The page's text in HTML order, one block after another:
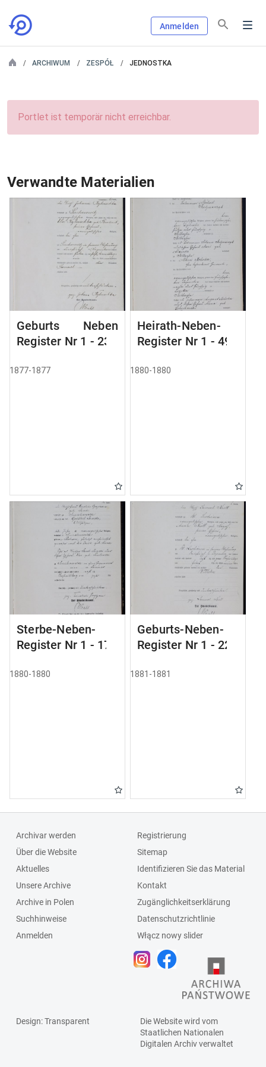
Anmelden
ARCHIWUM ZESPÓŁ JEDNOSTKA
Portlet ist temporär nicht erreichbar.
Verwandte Materialien
Geburts Neben
Register Nr 1 - 236
1877-1877
Heirath-Neben-
Register Nr 1 - 49
1880-1880
Sterbe-Neben-
Register Nr 1 - 175
1880-1880
Geburts-Neben-
Register Nr 1 - 228
1881-1881
Archivar werden
Über die Website
Aktuelles
Unsere Archive
Archive in Polen
Suchhinweise
Anmelden
Registrierung
Sitemap
Identifizieren Sie das Material
Kontakt
Zugänglichkeitserklärung
Datenschutzrichtlinie
Włącz nowy slider
Design: Transparent
Die Website wird vom
Staatlichen Nationalen
Digitalen Archivverwaltet